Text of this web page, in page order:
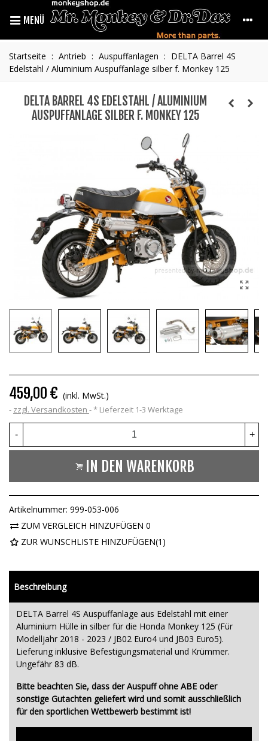
MENÜ
Startseite : Antrieb : Auspuffanlagen : DELTA Barrel 4S
Edelstahl / Aluminium Auspuffanlage silber f. Monkey 125
DELTA BARREL 4S EDELSTAHL / ALUMINIUM
AUSPUFFANLAGE SILBER F. MONKEY 125
459,00 € (inkl. MwSt.)
zzgl. Versandkosten * Lieferzeit 1-3 Werktage
- +
IN DEN WARENKORB
Artikelnummer: 999-053-006
ZUM VERGLEICH HINZUFÜGEN 0
ZUR WUNSCHLISTE HINZUFÜGEN(1 )
Beschreibung
DELTA Barrel 4S Auspuffanlage aus Edelstahl mit einer
Aluminium Hülle in silber für die Honda Monkey 125 (Für
Modelljahr 2018 - 2023 / JB02 Euro4 und JB03 Euro5).
Lieferung inklusive Befestigungsmaterial und Krümmer.
Ungefähr 83 dB.
Bitte beachten Sie, dass der Auspuff ohne ABE oder
sonstige Gutachten geliefert wird und somit ausschließlich
für den sportlichen Wettbewerb bestimmt ist!